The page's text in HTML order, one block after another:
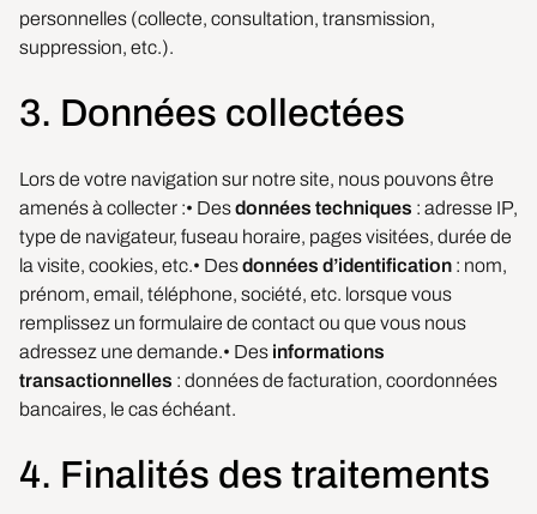
personnelles (collecte, consultation, transmission,
suppression, etc.).
3. Données collectées
Lors de votre navigation sur notre site, nous pouvons être
amenés à collecter :• Desdonnées techniques : adresse IP,
type de navigateur, fuseau horaire, pages visitées, durée de
la visite, cookies, etc.• Desdonnées d’identification : nom,
prénom, email, téléphone, société, etc. lorsque vous
remplissez un formulaire de contact ou que vous nous
adressez une demande.• Des informations
transactionnelles : données de facturation, coordonnées
bancaires, le cas échéant.
4. Finalités des traitements